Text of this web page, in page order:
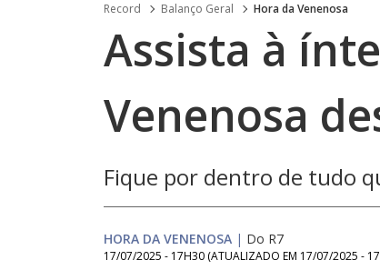
Record Balanço Geral Hora da Venenosa
Assista à
Venenosa
Fique por dentro de tudo
HORA DA VENENOSA | Do R7
17/07/2025 - 17H30 (ATUALIZADO EM 17/07/2025 -